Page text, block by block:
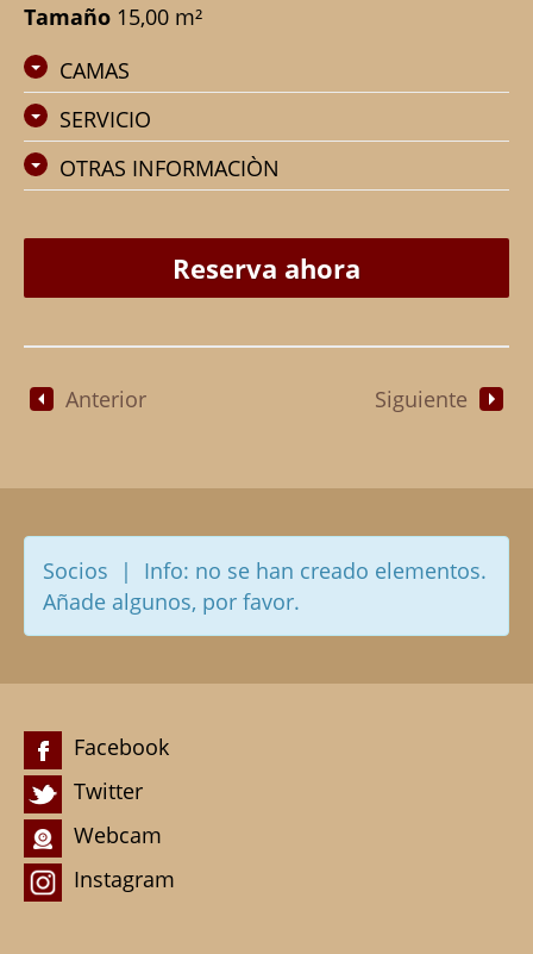
Tamaño 15,00 m²
CAMAS
SERVICIO
OTRAS INFORMACIÒN
Reserva ahora
Anterior Siguiente
Socios | Info: no se han creado elementos.
Añade algunos, por favor.
Facebook
Twitter
Webcam
Instagram